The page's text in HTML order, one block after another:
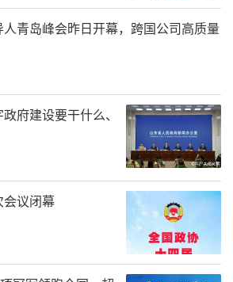
青岛峰会昨日开幕，跨国公司高质量
府建设要干什么、
议闭幕